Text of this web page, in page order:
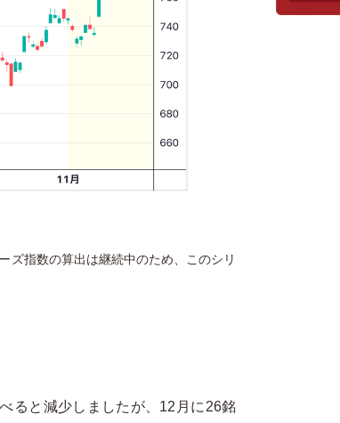
ズ指数の算出は継続中のため、このシリ
ると減少しましたが、12月に26銘